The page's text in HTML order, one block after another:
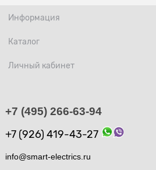
Информация
Каталог
Личный кабинет
+7 (495) 266-63-94
+7 (926) 419-43-27
info@smart-electrics.ru